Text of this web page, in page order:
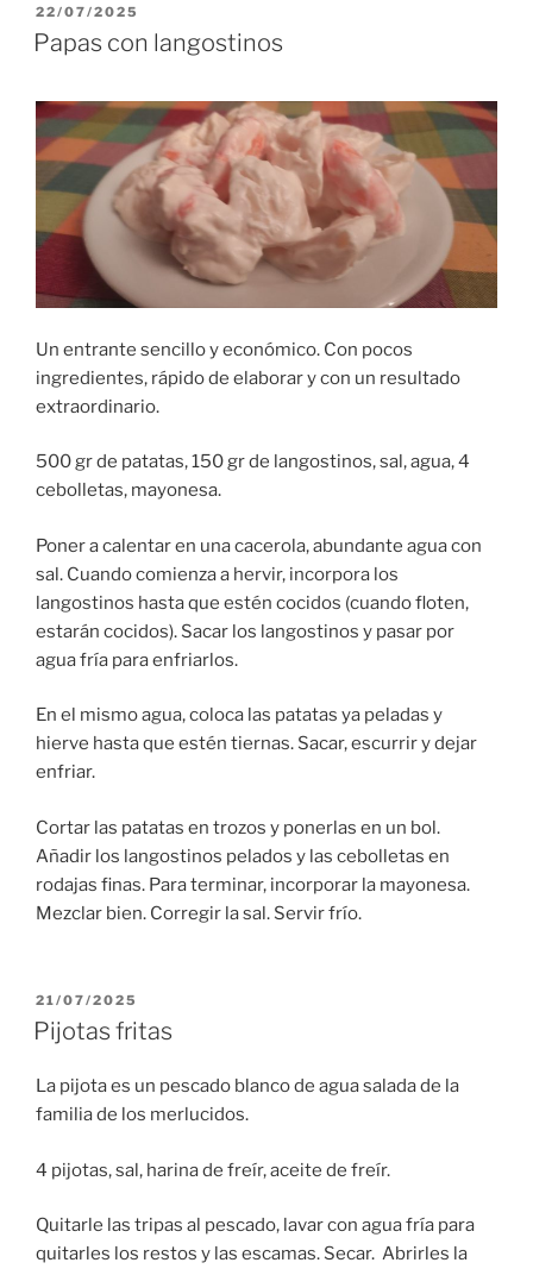
PUBLICADO
EL
22/07/2025
Papas con langostinos
Un entrante sencillo y económico. Con pocos
ingredientes, rápido de elaborar y con un resultado
extraordinario.
500 gr de patatas, 150 gr de langostinos, sal, agua, 4
cebolletas, mayonesa.
Poner a calentar en una cacerola, abundante agua con
sal. Cuando comienza a hervir, incorpora los
langostinos hasta que estén cocidos (cuando floten,
estarán cocidos). Sacar los langostinos y pasar por
agua fría para enfriarlos.
En el mismo agua, coloca las patatas ya peladas y
hierve hasta que estén tiernas. Sacar, escurrir y dejar
enfriar.
Cortar las patatas en trozos y ponerlas en un bol.
Añadir los langostinos pelados y las cebolletas en
rodajas finas. Para terminar, incorporar la mayonesa.
Mezclar bien. Corregir la sal. Servir frío.
PUBLICADO
EL
21/07/2025
Pijotas fritas
La pijota es un pescado blanco de agua salada de la
familia de los merlucidos.
4 pijotas, sal, harina de freír, aceite de freír.
Quitarle las tripas al pescado, lavar con agua fría para
quitarles los restos y las escamas. Secar. Abrirles la